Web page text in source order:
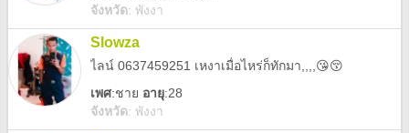
จังหวัด: พังงา
Slowza
ไลน์ 0637459251 เหงาเมื่อไหร่ก็ทักมา,,,,😘😚
เพศ:ชาย อายุ:28
จังหวัด: พังงา